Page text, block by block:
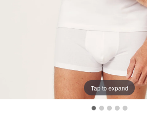
Tap to expand